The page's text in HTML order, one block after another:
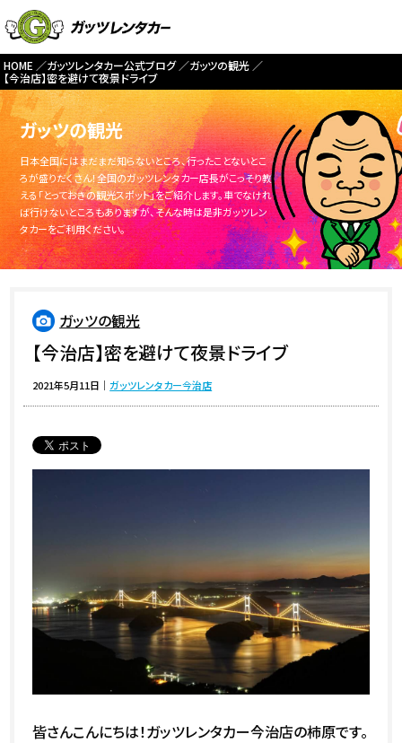
HOME ガッツレンタカー公式ブログ
ガッツの観光
【今治店】密を避けて夜景ドライブ
ガッツの観光
日本全国にはまだまだ知らないところ、行ったことないとこ
ろが盛りだくさん！全国のガッツレンタカー店長がこっそり教
える「とっておきの観光スポット」をご紹介します。車でなけれ
ば行けないところもありますが、そんな時は是非ガッツレン
タカーをご利用ください。
ガッツの観光
【今治店】密を避けて夜景ドライブ
2021年5月11日 ｜ガッツレンタカー今治店
皆さんこんにちは！ガッツレンタカー今治店の柿原です。